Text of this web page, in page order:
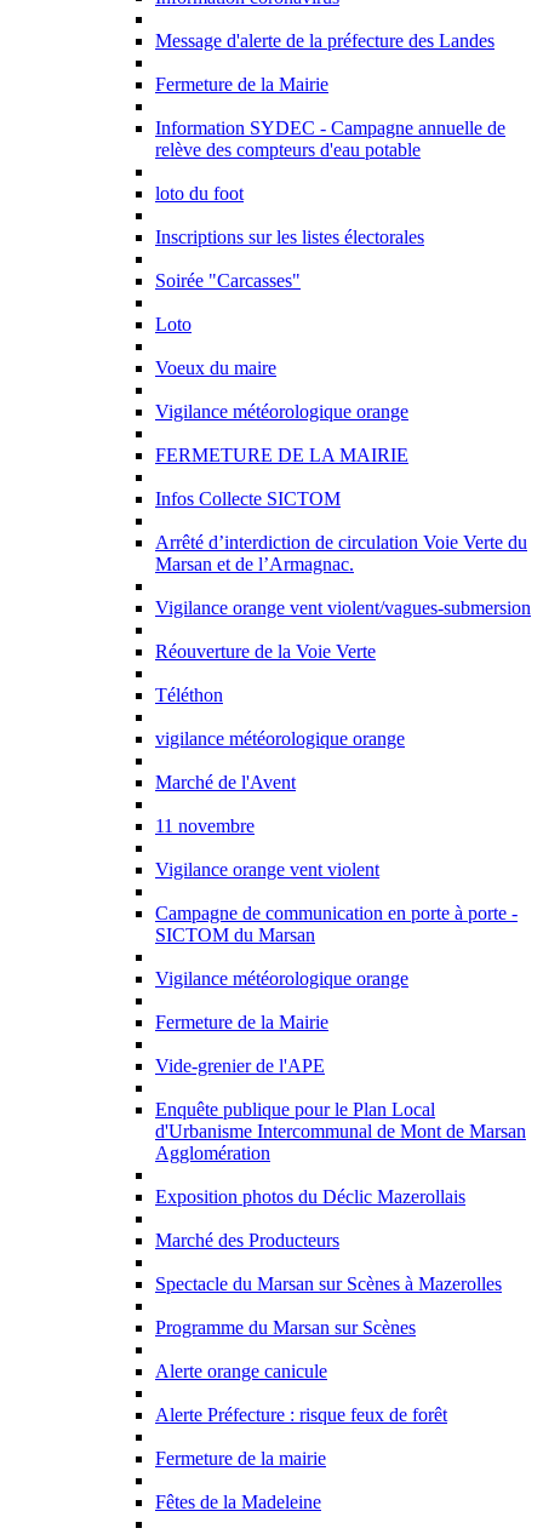
Message d'alerte de la préfecture des Landes
Fermeture de la Mairie
Information SYDEC - Campagne annuelle de
relève des compteurs d'eau potable
loto du foot
Inscriptions sur les listes électorales
Soirée "Carcasses"
Loto
Voeux du maire
Vigilance météorologique orange
FERMETURE DE LA MAIRIE
Infos Collecte SICTOM
Arrêté d’interdiction de circulation Voie Verte du
Marsan et de l’Armagnac.
Vigilance orange ­vent violent/vagues-submersion
Réouverture de la Voie Verte
Téléthon
vigilance météorologique orange
Marché de l'Avent
11 novembre
Vigilance orange vent violent
Campagne de communication en porte à porte -
SICTOM du Marsan
Vigilance météorologique orange
Fermeture de la Mairie
Vide-grenier de l'APE
Enquête publique pour le Plan Local
d'Urbanisme Intercommunal de Mont de Marsan
Agglomération
Exposition photos du Déclic Mazerollais
Marché des Producteurs
Spectacle du Marsan sur Scènes à Mazerolles
Programme du Marsan sur Scènes
Alerte orange canicule
Alerte Préfecture : risque feux de forêt
Fermeture de la mairie
Fêtes de la Madeleine